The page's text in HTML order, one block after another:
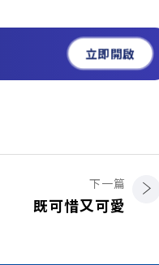
立即開啟
下一篇
既可惜又可愛